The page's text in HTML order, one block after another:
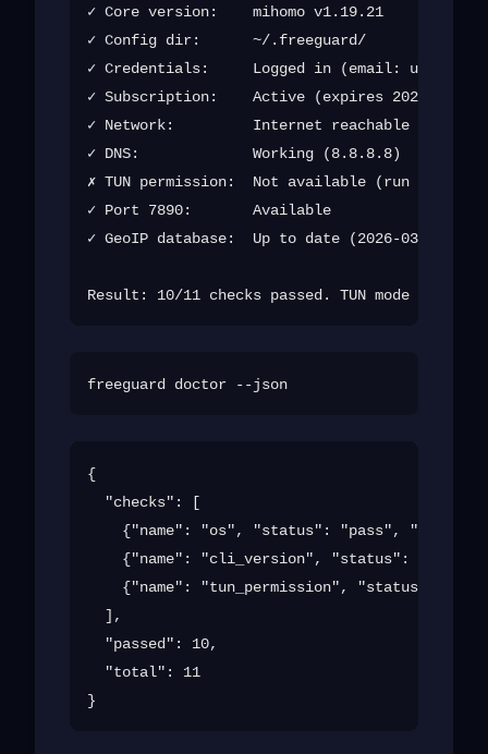
✓ Core version:    mihomo v1.19.21
✓ Config dir:      ~/.freeguard/
✓ Credentials:     Logged in (email:
✓ Subscription:    Active (expires 2026-12-01)
✓ Network:         Internet reachable
✓ DNS:             Working (8.8.8.8)
✗ TUN permission:  Not available (run with
✓ Port 7890:       Available
✓ GeoIP database:  Up to date (2026-03-15)
{
  "checks": [
{"name": "os", "status": "pass",
{"name": "cli_version", "status": "pass",
{"name": "tun_permission", "status":
  ],
  "passed": 10,
  "total": 11